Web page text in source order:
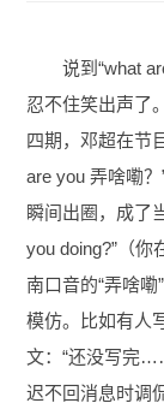
说到“what
忍不住笑出声了
四期，邓超在节
are you 弄啥嘞
瞬间出圈，成了
you doing?”（你
南口音的“弄啥
模仿。比如有人
文：“还没写完
迟不回消息时调